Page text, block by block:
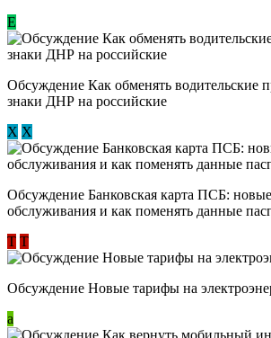
E
Обсуждение ​Как обменять водительские
знаки ДНР на российские
Х Х
Обсуждение ​Банковская карта ПСБ:
обслуживания и как поменять данные
Т Т
Обсуждение Новые тарифы на
a